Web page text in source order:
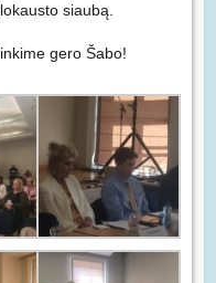
siaubą.
gero Šabo!